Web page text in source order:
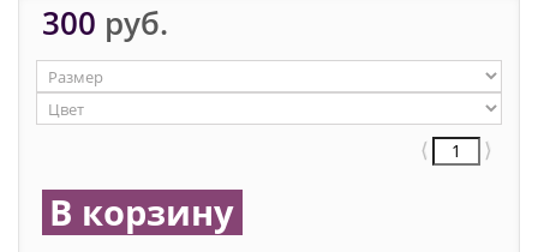
300 руб.
⟨ ⟩
В корзину